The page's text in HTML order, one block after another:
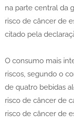
na parte central da
risco de câncer de
citado pela
O consumo mais
riscos, segundo o
de quatro bebidas
risco de câncer de
risco de câncer de